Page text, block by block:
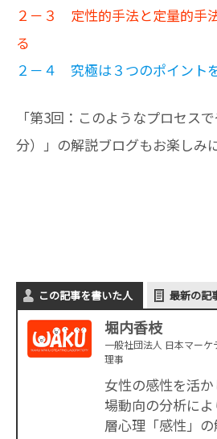
２－３ 定性的手法と定量的手
る
２－４ 究極は３つのポイント
「第3回：このようなプロセス
分）」の解説ブログもお楽しみ
この記事を書いた人 最新の記
堀内香枝
一般社団法人 日本マー
理事
女性の感性を活
場動向の分析に
層心理「感性」